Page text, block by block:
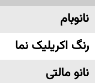
نانوبام
رنگ اکریلیک نما
نانو مالتی